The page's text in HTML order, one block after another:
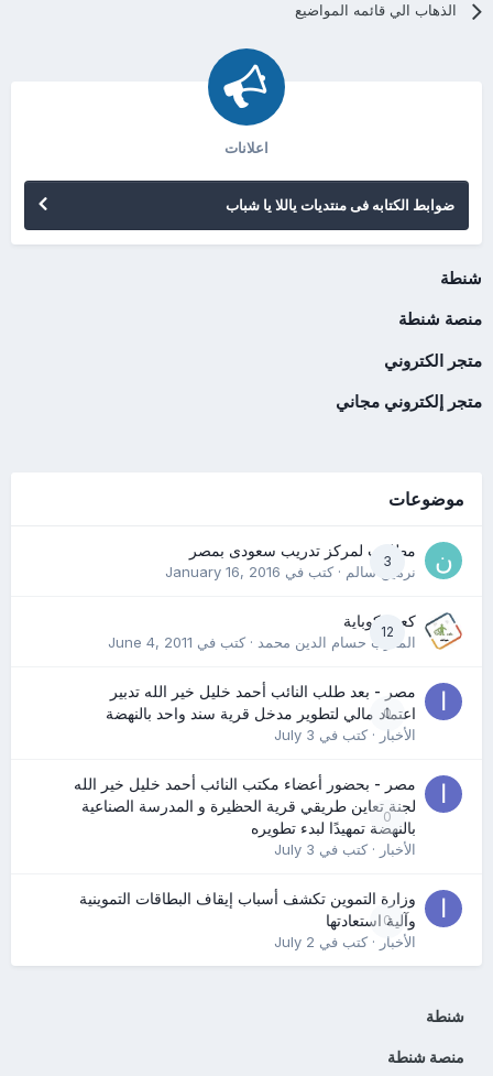
الذهاب الي قائمه المواضيع
اعلانات
ضوابط الكتابه فى منتديات ياللا يا شباب
شنطة
منصة شنطة
متجر الكتروني
متجر إلكتروني مجاني
موضوعات
3
مطلوب لمركز تدريب سعودى بمصر
نرمين سالم· كتب في January 16, 2016
12
كعب كوباية
المدرب حسام الدين محمد· كتب في June 4, 2011
0
مصر - بعد طلب النائب أحمد خليل خير الله تدبير
اعتماد مالي لتطوير مدخل قرية سند واحد بالنهضة
الأخبار· كتب في July 3
0
مصر - بحضور أعضاء مكتب النائب أحمد خليل خير الله
لجنة تعاين طريقي قرية الحظيرة و المدرسة الصناعية
بالنهضة تمهيدًا لبدء تطويره
الأخبار· كتب في July 3
0
وزارة التموين تكشف أسباب إيقاف البطاقات التموينية
وآلية استعادتها
الأخبار· كتب في July 2
شنطة
منصة شنطة